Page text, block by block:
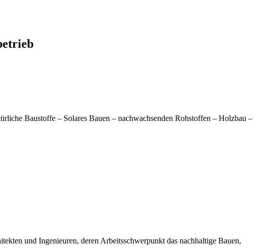
Baustoffe – Solares Bauen – nachwachsenden Rohstoffen – Holzbau –
und Ingenieuren, deren Arbeitsschwerpunkt das nachhaltige Bauen,